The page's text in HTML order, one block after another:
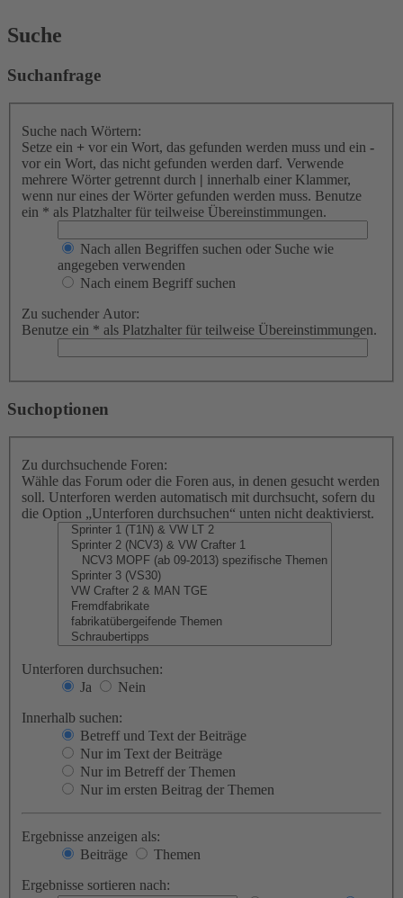
Suche
Suchanfrage
Suche nach Wörtern:
Setze ein + vor ein Wort, das gefunden werden muss und ein -
vor ein Wort, das nicht gefunden werden darf. Verwende
mehrere Wörter getrennt durch | innerhalb einer Klammer,
wenn nur eines der Wörter gefunden werden muss. Benutze
ein * als Platzhalter für teilweise Übereinstimmungen.
Nach allen Begriffen suchen oder Suche wie
angegeben verwenden
Nach einem Begriff suchen
Zu suchender Autor:
Benutze ein * als Platzhalter für teilweise Übereinstimmungen.
Suchoptionen
Zu durchsuchende Foren:
Wähle das Forum oder die Foren aus, in denen gesucht werden
soll. Unterforen werden automatisch mit durchsucht, sofern du
die Option „Unterforen durchsuchen“ unten nicht deaktivierst.
Unterforen durchsuchen:
Ja
Nein
Innerhalb suchen:
Betreff und Text der Beiträge
Nur im Text der Beiträge
Nur im Betreff der Themen
Nur im ersten Beitrag der Themen
Ergebnisse anzeigen als:
Beiträge
Themen
Ergebnisse sortieren nach: